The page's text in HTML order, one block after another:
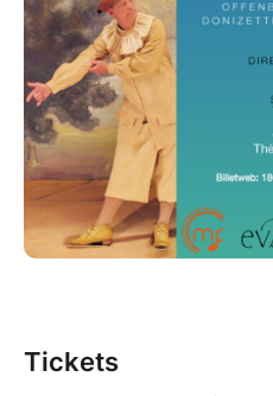
Tickets